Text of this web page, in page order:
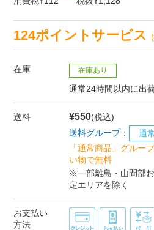
124ポイントサービス
在庫 在庫あり
通常24時間以内に出
送料 ¥550(税込)
送料グループ：
通
「通常商品」グルー
い物で無料
※一部離島・山間部
定エリアを除く
お支払い
方法